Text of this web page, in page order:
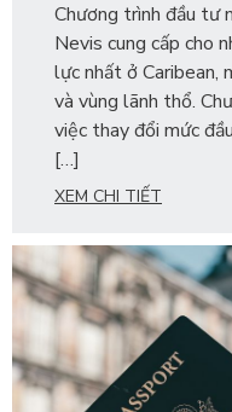
Chương trình đầu tư
Nevis cung cấp cho
lực nhất ở Caribean,
và vùng lãnh thổ.
việc thay đổi mức
[…]
XEM CHI TIẾT